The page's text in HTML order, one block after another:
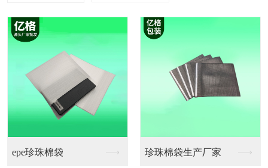
袋生产厂家 珍珠棉卷料厂 珍珠